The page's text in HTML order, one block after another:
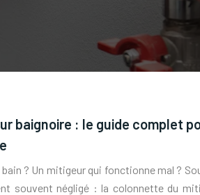
baignoire : le guide complet
bain ? Un mitigeur qui fonctionne mal ?
souvent négligé : la colonnette du